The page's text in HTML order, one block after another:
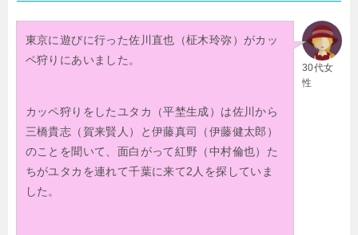
30代女
性
東京に遊びに行った佐川直也（柾木玲弥）がカッ
ペ狩りにあいました。
カッペ狩りをしたユタカ（平埜生成）は佐川から
三橋貴志（賀来賢人）と伊藤真司（伊藤健太郎）
のことを聞いて、面白がって紅野（中村倫也）た
ちがユタカを連れて千葉に来て2人を探していま
した。